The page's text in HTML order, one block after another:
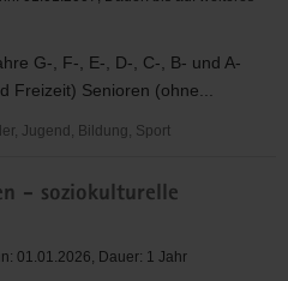
G-, F-, E-, D-, C-, B- und A-
Freizeit) Senioren (ohne...
Jugend, Bildung, Sport
- soziokulturelle
01.01.2026, Dauer: 1 Jahr